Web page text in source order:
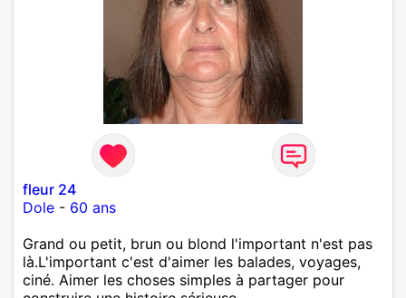
fleur 24
Dole - 60 ans
Grand ou petit, brun ou blond l'important n'est pas
là.L'important c'est d'aimer les balades, voyages,
ciné. Aimer les choses simples à partager pour